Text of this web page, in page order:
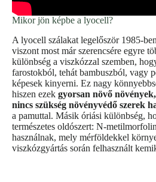
Mikor jön képbe a lyocell?
A lyocell szálakat legelőször 1985-
viszont most már szerencsére egyre
különbség a viszkózzal szemben,
farostokból, tehát bambuszból, vagy
képesek kinyerni. Ez nagy
hiszen ezek gyorsan növő
nincs szükség növényvédő szerek
a pamuttal. Másik óriási különbség,
természetes oldószert: N-
használnak, mely mérföldekkel
viszkózgyártás során felhasznált